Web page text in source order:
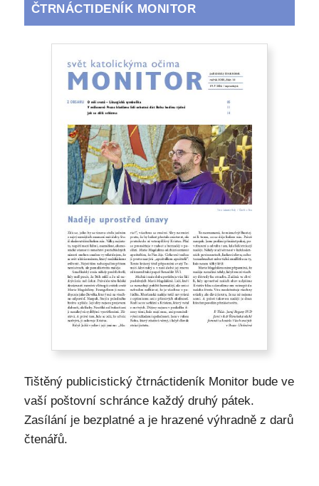
ČTRNÁCTIDENÍK MONITOR
Tištěný publicistický čtrnáctideník Monitor bude ve
vaší poštovní schránce každý druhý pátek.
Zasílání je bezplatné a je hrazené výhradně z darů
čtenářů.